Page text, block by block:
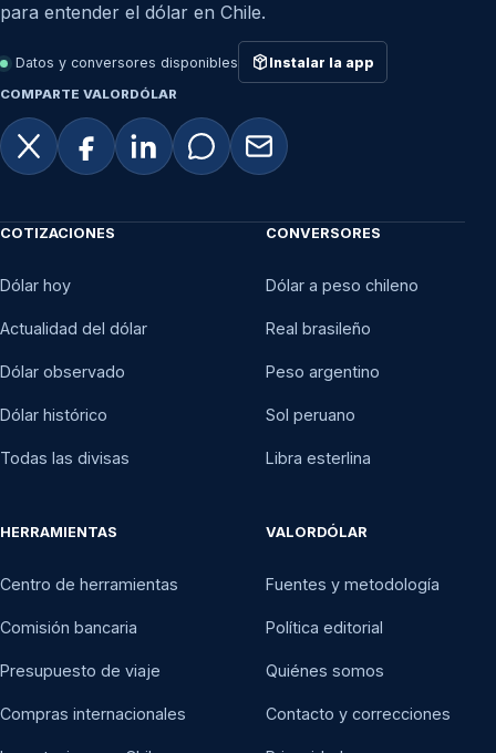
para entender el dólar en Chile.
Datos y conversores disponibles Instalar la app
COMPARTE VALORDÓLAR
COTIZACIONES
Dólar hoy
Actualidad del dólar
Dólar observado
Dólar histórico
Todas las divisas
CONVERSORES
Dólar a peso chileno
Real brasileño
Peso argentino
Sol peruano
Libra esterlina
HERRAMIENTAS
Centro de herramientas
Comisión bancaria
Presupuesto de viaje
Compras internacionales
VALORDÓLAR
Fuentes y metodología
Política editorial
Quiénes somos
Contacto y correcciones